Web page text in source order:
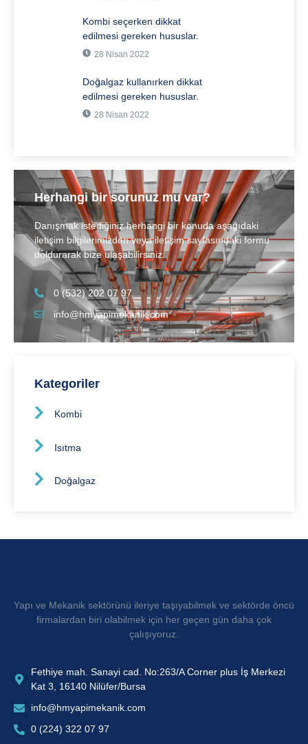
Kombi seçerken dikkat
edilmesi gereken hususlar.
28 Nisan 2022
Doğalgaz kullanırken dikkat
edilmesi gereken hususlar.
28 Nisan 2022
Herhangi bir sorunuz mu var?
Danışmak istediğiniz herhangi bir konuda aşağıdaki
iletişim bilgilerimizden veya iletişim sayfasındaki formu
doldurarak bize ulaşabilirsiniz.
0 (532) 202 07 97
info@hmyapimekanik.com
Kategoriler
Kombi
Isıtma
Doğalgaz
Yapı ve Mekanik sektörünü ileriye taşıyabilmek ve sektörde öncü
firmalardan biri olabilmek için her geçen gün daha çok
çalışıyoruz.
Fethiye mah. Sanayi cad. No:263/A Corner plus İş Merkezi
Kat 3, 16140 Nilüfer/Bursa
info@hmyapimekanik.com
0 (224) 322 07 97